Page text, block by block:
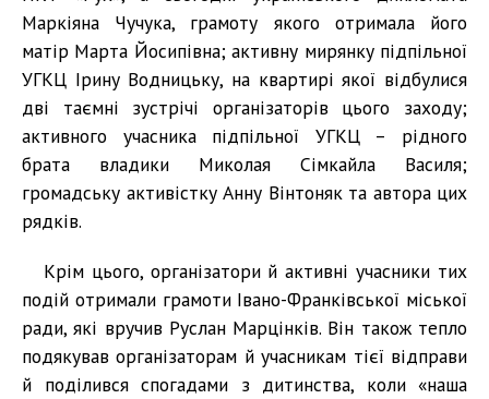
Маркіяна Чучука, грамоту якого отримала його
матір Марта Йосипівна; активну мирянку підпільної
УГКЦ Ірину Водницьку, на квартирі якої відбулися
дві таємні зустрічі організаторів цього заходу;
активного учасника підпільної УГКЦ – рідного
брата владики Миколая Сімкайла Василя;
громадську активістку Анну Вінтоняк та автора цих
рядків.
Крім цього, організатори й активні учасники тих
подій отримали грамоти Івано-Франківської міської
ради, які вручив Руслан Марцінків. Він також тепло
подякував організаторам й учасникам тієї відправи
й поділився спогадами з дитинства, коли «наша